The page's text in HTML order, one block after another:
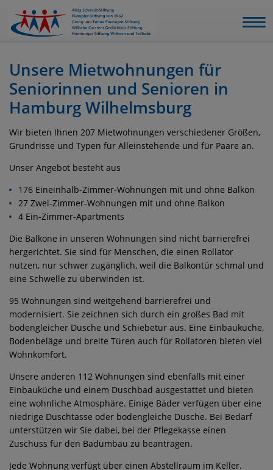
Unsere Mietwohnungen für
Seniorinnen und Senioren in
Hamburg Wilhelmsburg
Wir bieten Ihnen 207 Mietwohnungen verschiedener Größen,
Grundrisse und Typen für Alleinstehende und für Paare an.
Unser Angebot besteht aus
176 Eineinhalb-Zimmer-Wohnungen mit und ohne Balkon
27 Zwei-Zimmer-Wohnungen mit und ohne Balkon
4 Ein-Zimmer-Apartments
Die Balkone in unseren Wohnungen sind nicht barrierefrei
hergerichtet. Sie sind für Menschen, die einen Rollator
nutzen, nur schwer zugänglich, weil die Balkontür schmal und
eine Schwelle zu überwinden ist.
95 Wohnungen sind weitgehend barrierefrei und
modernisiert. Sie zeichnen sich durch ein großes Bad mit
bodengleicher Dusche und Schiebetür aus. Eine Einbauküche,
Bodenbeläge und breite Türen auch für Rollatoren bieten viel
Wohnkomfort.
Unsere anderen 112 Wohnungen sind ebenfalls mit einer
Einbauküche und einem Duschbad ausgestattet und bieten
eine wohnliche Atmosphäre. Einige Bäder verfügen über eine
niedrige Duschtasse oder bodengleiche Dusche. Bei Bedarf
unterstützen wir Sie dabei, bei der Pflegekasse einen
Zuschuss für den Badumbau zu beantragen.
Jede Wohnung verfügt über einen Abstellraum im Keller.